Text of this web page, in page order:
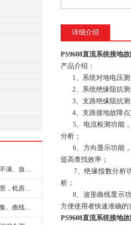
蓄电池整组充放电活化仪充不满、放不完怎么办？
蓄电池充放检一体机适用场景，机房基站变电站铅酸蓄电池维护检测应用
蓄电池充放检一体机数据采集、曲线分析与电池健康状态智能评估功能详解
详细介绍
PS9608直流系统接地
产品介绍：
1、系统对地电压测
2、系统绝缘阻抗测
3、支路绝缘阻抗测
4、支路接地故障点
5、电流检测功能，
分析；
6、方向显示功能，
提高查找效率；
7、绝缘指数分析功
析；
8、波形曲线显示功
方便使用者快速准确
PS9608直流系统接地